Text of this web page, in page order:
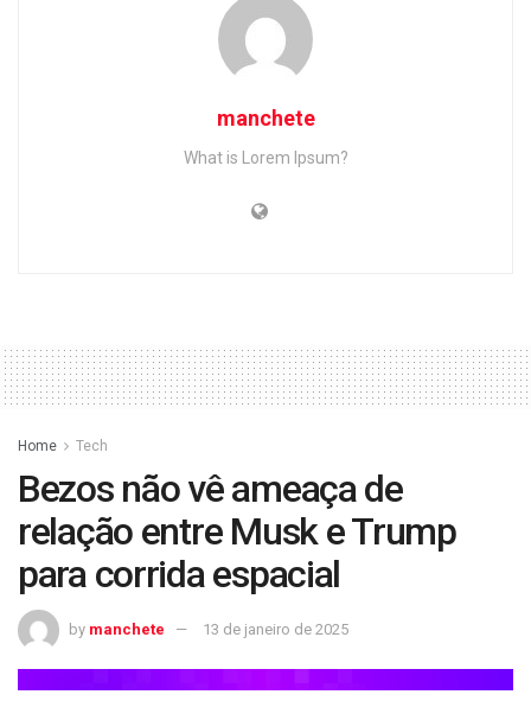
manchete
What is Lorem Ipsum?
Home Tech
Bezos não vê ameaça de
relação entre Musk e Trump
para corrida espacial
by manchete 13 de janeiro de 2025